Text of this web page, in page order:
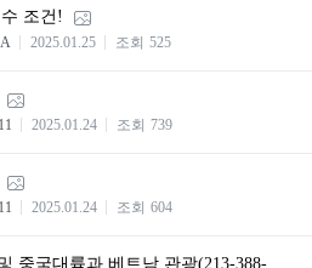
조건!
2025.01.25 조회 525
2025.01.24 조회 739
2025.01.24 조회 604
중국대륙과 베트남 관광(213-388-